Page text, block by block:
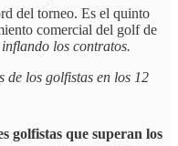
del torneo. Es el quinto
comercial del golf de
los contratos.
de los golfistas en los 12
golfistas que superan los